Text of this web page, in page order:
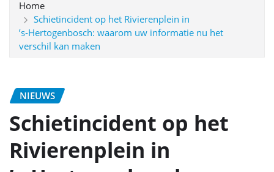
Home
Schietincident op het Rivierenplein in
’s‑Hertogenbosch: waarom uw informatie nu het
verschil kan maken
NIEUWS
Schietincident op het
Rivierenplein in